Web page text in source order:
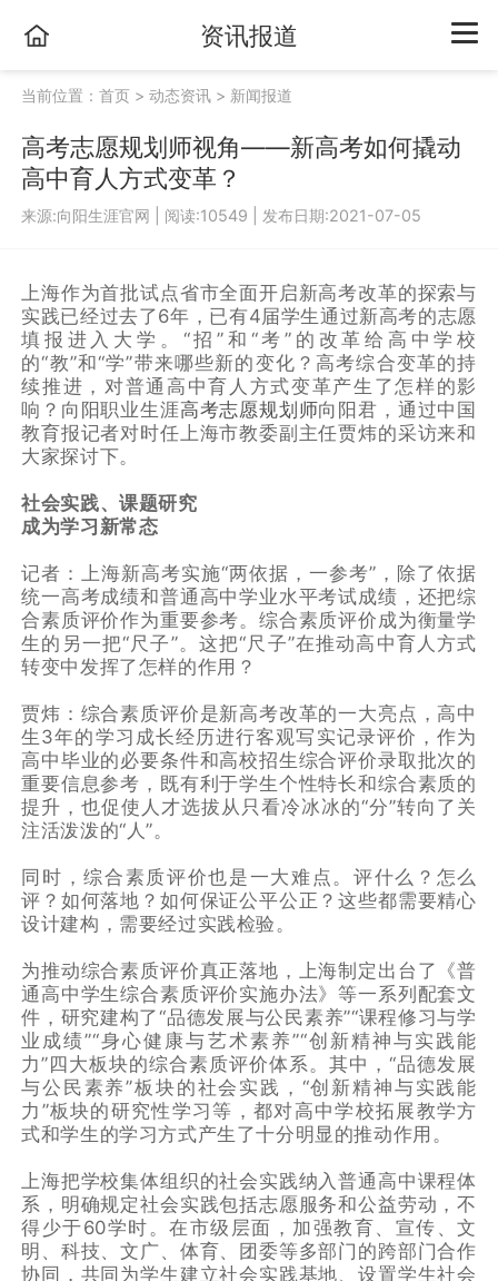
资讯报道
当前位置：首页 >动态资讯 > 新闻报道
高考志愿规划师视角——新高考如何撬动
高中育人方式变革？
来源:向阳生涯官网 阅读:10549 发布日期:2021-07-05
上海作为首批试点省市全面开启新高考改革的探索与
实践已经过去了6年，已有4届学生通过新高考的志愿
填报进入大学。“招”和“考”的改革给高中学校
的“教”和“学”带来哪些新的变化？高考综合变革的持
续推进，对普通高中育人方式变革产生了怎样的影
响？向阳职业生涯高考志愿规划师向阳君，通过中国
教育报记者对时任上海市教委副主任贾炜的采访来和
大家探讨下。
社会实践、课题研究
成为学习新常态
记者：上海新高考实施“两依据，一参考”，除了依据
统一高考成绩和普通高中学业水平考试成绩，还把综
合素质评价作为重要参考。综合素质评价成为衡量学
生的另一把“尺子”。这把“尺子”在推动高中育人方式
转变中发挥了怎样的作用？
贾炜：综合素质评价是新高考改革的一大亮点，高中
生3年的学习成长经历进行客观写实记录评价，作为
高中毕业的必要条件和高校招生综合评价录取批次的
重要信息参考，既有利于学生个性特长和综合素质的
提升，也促使人才选拔从只看冷冰冰的“分”转向了关
注活泼泼的“人”。
同时，综合素质评价也是一大难点。评什么？怎么
评？如何落地？如何保证公平公正？这些都需要精心
设计建构，需要经过实践检验。
为推动综合素质评价真正落地，上海制定出台了《普
通高中学生综合素质评价实施办法》等一系列配套文
件，研究建构了“品德发展与公民素养”“课程修习与学
业成绩”“身心健康与艺术素养”“创新精神与实践能
力”四大板块的综合素质评价体系。其中，“品德发展
与公民素养”板块的社会实践，“创新精神与实践能
力”板块的研究性学习等，都对高中学校拓展教学方
式和学生的学习方式产生了十分明显的推动作用。
上海把学校集体组织的社会实践纳入普通高中课程体
系，明确规定社会实践包括志愿服务和公益劳动，不
得少于60学时。在市级层面，加强教育、宣传、文
明、科技、文广、体育、团委等多部门的跨部门合作
协同，共同为学生建立社会实践基地、设置学生社会